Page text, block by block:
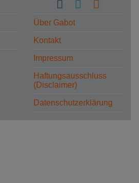
Über Gabot
Kontakt
Impressum
Haftungsausschluss
(Disclaimer)
Datenschutzerklärung